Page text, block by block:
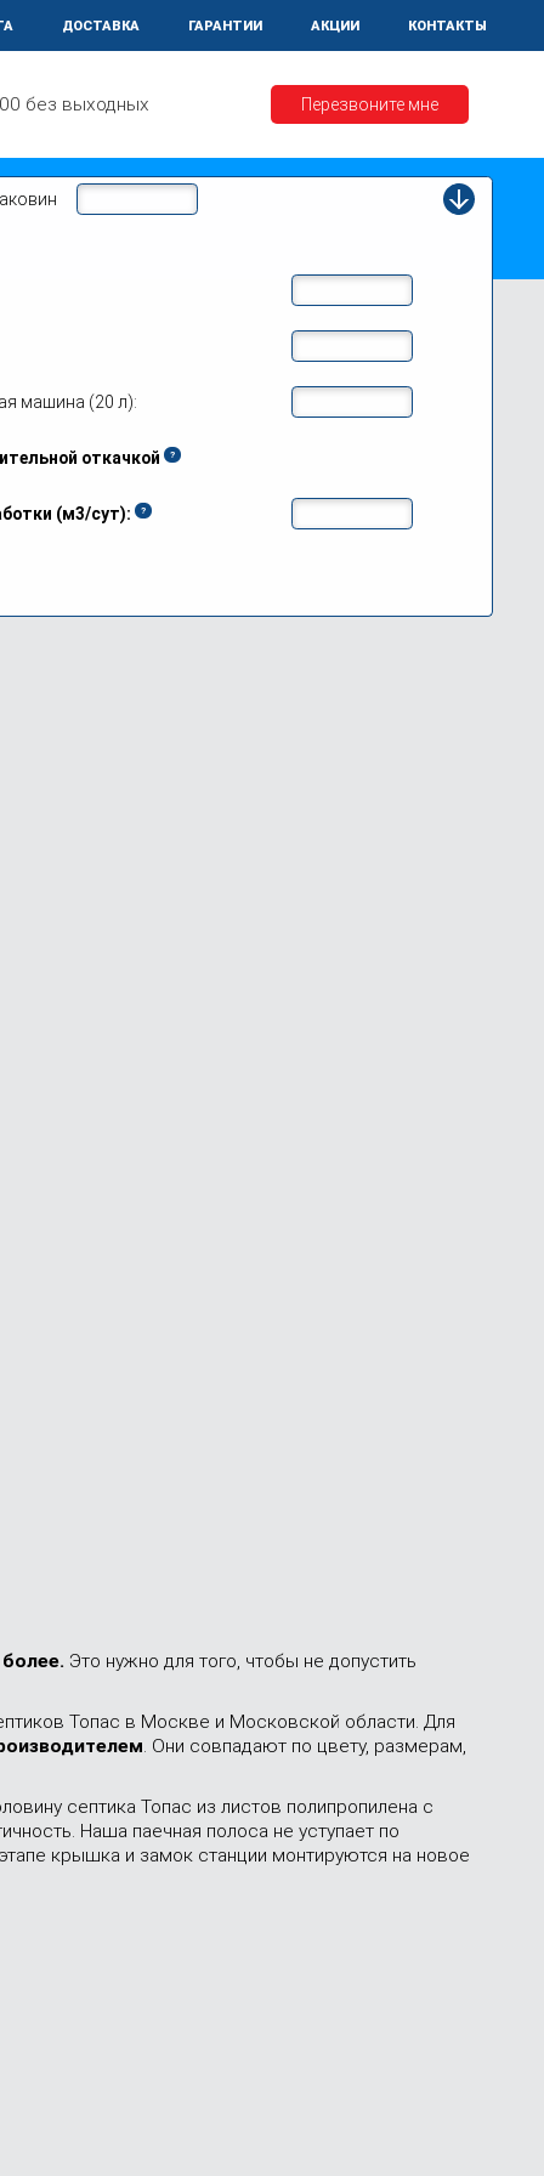
ДОСТАВКА ГАРАНТИИ АКЦИИ КОНТАКТЫ
без выходных Перезвоните мне
машина (20 л):
откачкой
(м3/сут):
Это нужно для того, чтобы не допустить
Топас в Москве и Московской области. Для
. Они совпадают по цвету, размерам,
септика Топас из листов полипропилена с
Наша паечная полоса не уступает по
крышка и замок станции монтируются на новое